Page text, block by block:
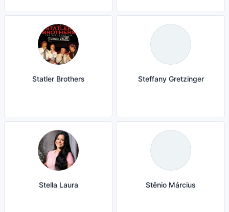
Statler Brothers Steffany Gretzinger
Stella Laura Stênio Március